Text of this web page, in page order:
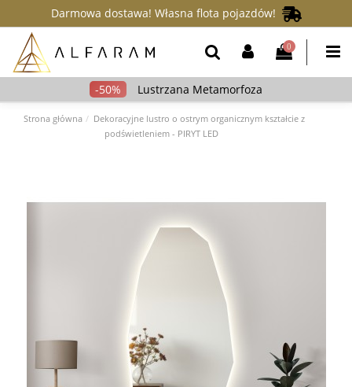
Darmowa dostawa! Własna flota pojazdów!
0
Lustrzana Metamorfoza
Strona główna
Dekoracyjne lustro o ostrym organicznym kształcie z
podświetleniem - PIRYT LED